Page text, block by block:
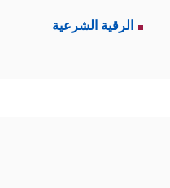
الرقية الشرعية